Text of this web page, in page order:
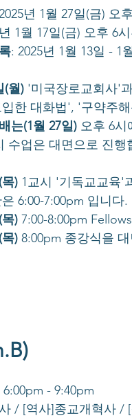
년 1월 27일(금) 오
1월 17일(금) 오후 6
: 2025년 1월 13일 - 1
월) '미국장로교회사'
한 대화법', '구약주
는(1월 27일) 오후 6
수업은 대면으로 진행
) 1교시 '기독교교육'
6:00-7:00pm 입니다.
) 7:00-8:00pm
) 8:00pm 종강식을
- 9:40pm
/ [역사]종교개혁사